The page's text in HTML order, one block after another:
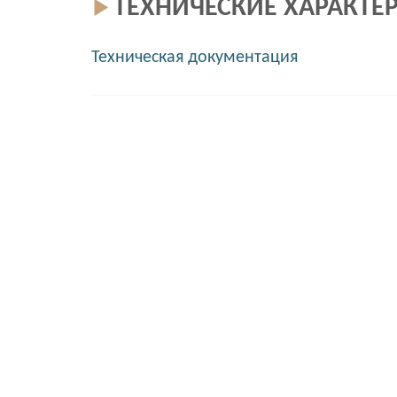
ТЕХНИЧЕСКИЕ
Техническая документация